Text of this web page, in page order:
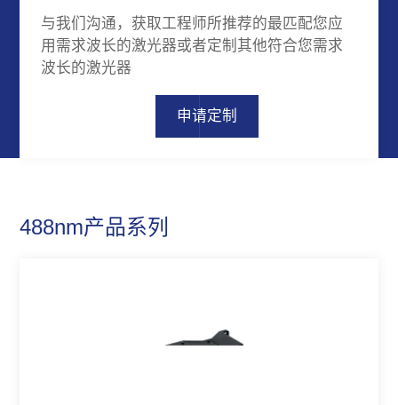
与我们沟通，获取工程师所推荐的最匹配您应
用需求波长的激光器或者定制其他符合您需求
波长的激光器
申请定制
488nm产品系列